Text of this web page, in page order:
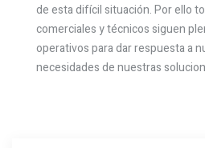
de esta difícil situación. Por ello
comerciales y técnicos siguen
operativos para dar respuesta a
necesidades de nuestras